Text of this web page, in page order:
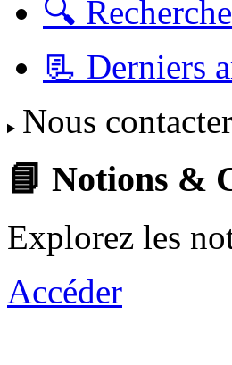
🔍 Recherche
📃 Derniers
Nous contacter
📘 Notions &
Explorez les
Accéder